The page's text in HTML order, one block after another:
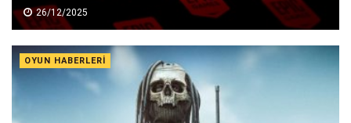
26/12/2025
OYUN HABERLERI